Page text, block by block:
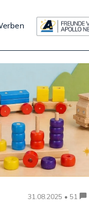
31.08.2025 • 51